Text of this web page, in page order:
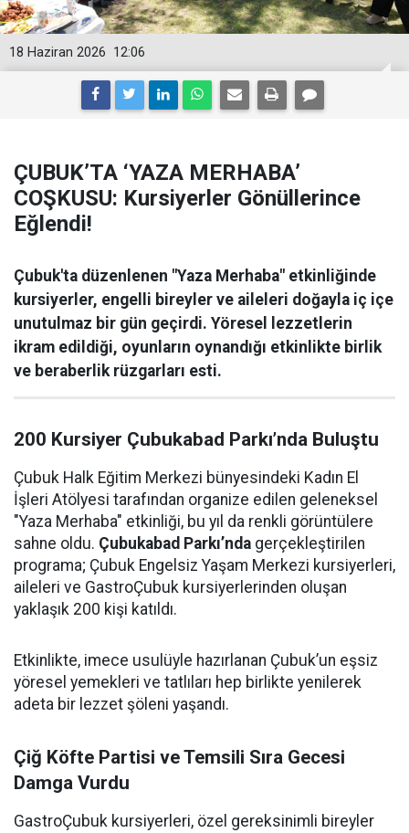
12:06
18 Haziran 2026
ÇUBUK’TA ‘YAZA MERHABA’
COŞKUSU: Kursiyerler Gönüllerince
Eğlendi!
Çubuk'ta düzenlenen "Yaza Merhaba" etkinliğinde
kursiyerler, engelli bireyler ve aileleri doğayla iç içe
unutulmaz bir gün geçirdi. Yöresel lezzetlerin
ikram edildiği, oyunların oynandığı etkinlikte birlik
ve beraberlik rüzgarları esti.
200 Kursiyer Çubukabad Parkı’nda Buluştu
Çubuk Halk Eğitim Merkezi bünyesindeki Kadın El
İşleri Atölyesi tarafından organize edilen geleneksel
"Yaza Merhaba" etkinliği, bu yıl da renkli görüntülere
sahne oldu. Çubukabad Parkı’nda gerçekleştirilen
programa; Çubuk Engelsiz Yaşam Merkezi kursiyerleri,
aileleri ve GastroÇubuk kursiyerlerinden oluşan
yaklaşık 200 kişi katıldı.
Etkinlikte, imece usulüyle hazırlanan Çubuk’un eşsiz
yöresel yemekleri ve tatlıları hep birlikte yenilerek
adeta bir lezzet şöleni yaşandı.
Çiğ Köfte Partisi ve Temsili Sıra Gecesi
Damga Vurdu
GastroÇubuk kursiyerleri, özel gereksinimli bireyler